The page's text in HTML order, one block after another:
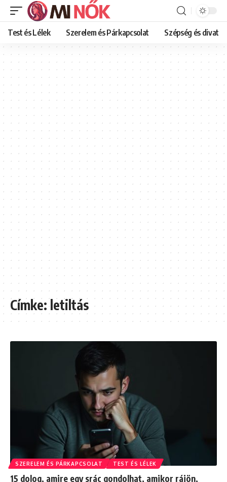
Test és Lélek Szerelem és Párkapcsolat Szépség és divat
Címke:letiltás
SZERELEM ÉS PÁRKAPCSOLAT TEST ÉS LÉLEK
15 dolog, amire egy srác gondolhat, amikor rájön,